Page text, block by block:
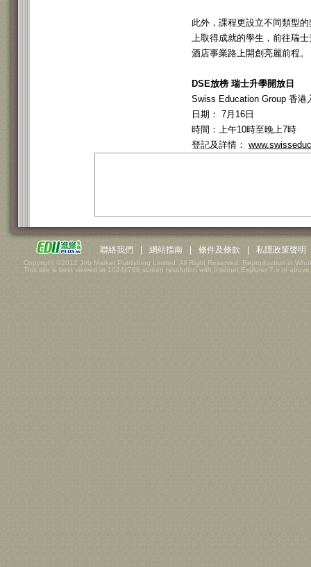
此外，課程更設立不同類型
上取得成就的學生，前往瑞
酒店事業路上開創亮麗前程。
DSE放榜 瑞士升學開放日
Swiss Education Group 香港
日期： 7月16日
時間：上午10時至晚上7時
登記及詳情：
聯絡我們 網站指南 條件及條款 私隱政策聲明
Copyright ©2012 Job Market Publishing Limited. All Right Reserved. Reproduction in
This site is best viewed at 1024x768 screen resolution with Internet Explorer 7.x or